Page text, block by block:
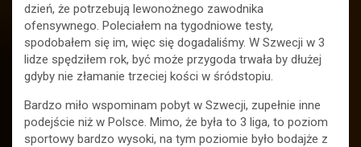
dzień, że potrzebują lewonożnego zawodnika
ofensywnego. Poleciałem na tygodniowe testy,
spodobałem się im, więc się dogadaliśmy. W Szwecji w 3
lidze spędziłem rok, być może przygoda trwała by dłużej
gdyby nie złamanie trzeciej kości w śródstopiu.
Bardzo miło wspominam pobyt w Szwecji, zupełnie inne
podejście niż w Polsce. Mimo, że była to 3 liga, to poziom
sportowy bardzo wysoki, na tym poziomie było bodajże z